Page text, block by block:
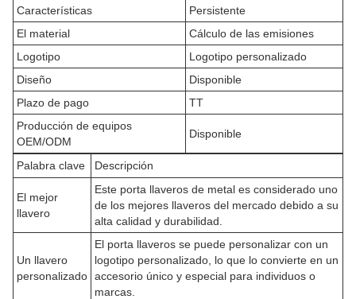
Características
Persistente
El material
Cálculo de las emisiones
Logotipo
Logotipo personalizado
Diseño
Disponible
Plazo de pago
TT
Producción de equipos
OEM/ODM
Disponible
Palabra clave Descripción
El mejor
llavero
Este porta llaveros de metal es considerado uno
de los mejores llaveros del mercado debido a su
alta calidad y durabilidad.
Un llavero
personalizado
El porta llaveros se puede personalizar con un
logotipo personalizado, lo que lo convierte en un
accesorio único y especial para individuos o
marcas.